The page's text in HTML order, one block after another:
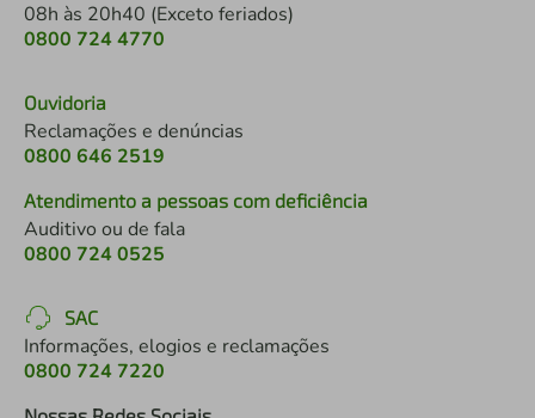
08h às 20h40 (Exceto feriados)
0800 724 4770
Ouvidoria
Reclamações e denúncias
0800 646 2519
Atendimento a pessoas com deficiência
Auditivo ou de fala
0800 724 0525
SAC
Informações, elogios e reclamações
0800 724 7220